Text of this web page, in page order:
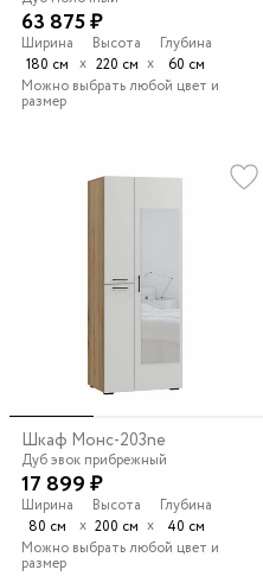
63 875 ₽
Ширина
180 см х
Высота
220 см х
Глубина
60 см
Можно выбрать любой цвет и
размер
Шкаф Монс-203ne
Дуб эвок прибрежный
17 899 ₽
Ширина
80 см
х
Высота
200 см х
Глубина
40 см
Можно выбрать любой цвет и
размер